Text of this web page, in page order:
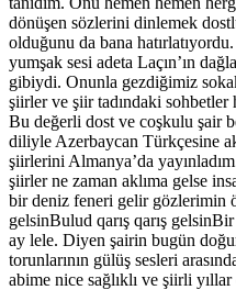
dönüşen sözlerini dinlemek
olduğunu da bana
yumşak sesi adeta Laçın’ın
gibiydi. Onunla gezdiğimiz
şiirler ve şiir tadındaki sohbetler
Bu değerli dost ve coşkulu şair
diliyle Azerbaycan Türkçesine
şiirlerini Almanya’da
şiirler ne zaman aklıma gelse
bir deniz feneri gelir gözlerimin
gelsinBulud qarış qarış
ay lele. Diyen şairin bugün
torunlarının gülüş sesleri
abime nice sağlıklı ve şiirli